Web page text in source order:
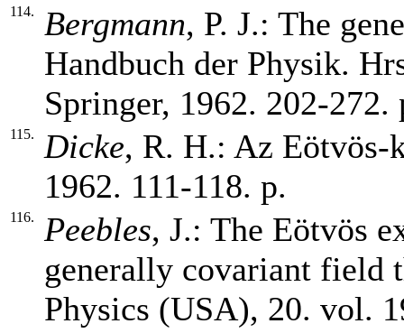
114. Bergmann, P. J.: The
Handbuch der Physik.
Springer, 1962. 202-272.
115. Dicke, R. H.: Az
1962. 111-118. p.
116. Peebles, J.: The Eötvös
generally covariant field
Physics (USA), 20. vol.